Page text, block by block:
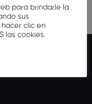
para brindarle la
sus
clic en
las cookies.